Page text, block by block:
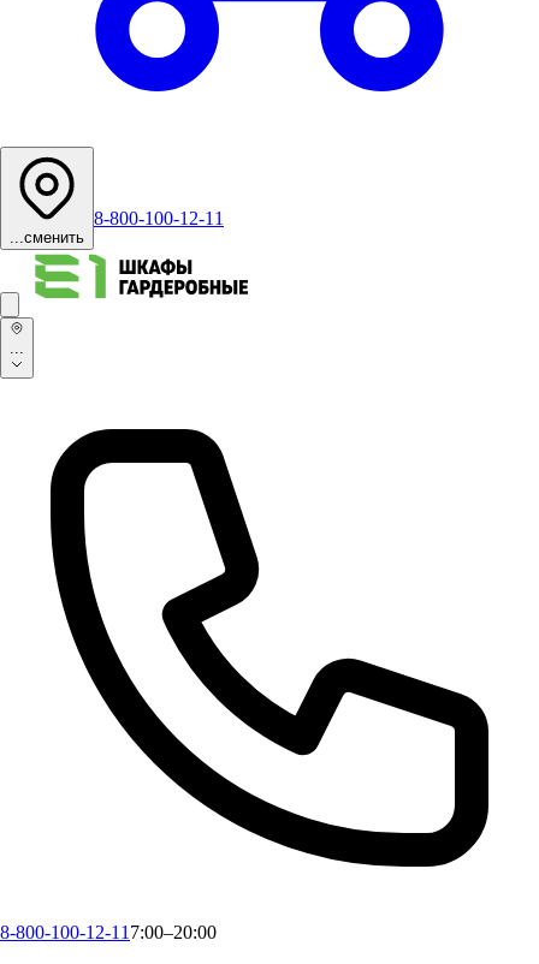
...сменить
8-800-100-12-11
...
8-800-100-12-11 7:00–20:00